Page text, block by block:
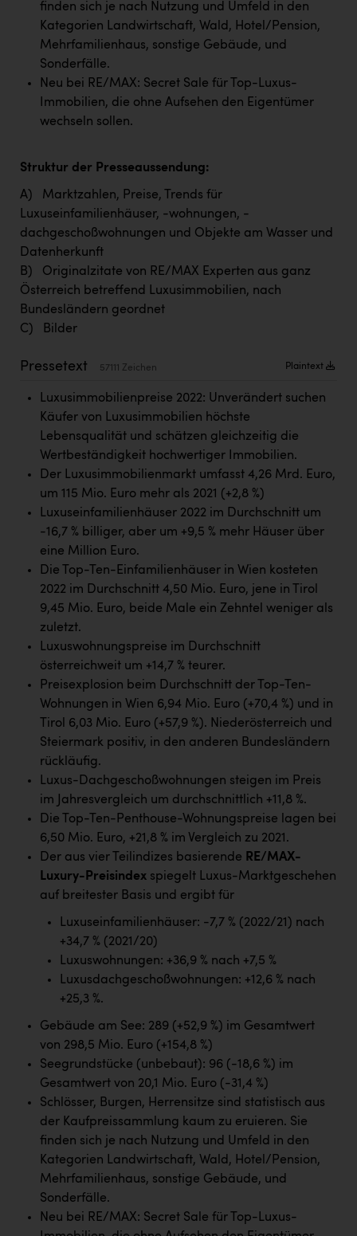
SCRI - Salzburg Cancer Research Institute
SCHMACHTL GmbH
Schwingshandl - automation technology gmbh
Seher + Partner
TCL
TGW Logistics
TRAILOMAT & Cycling Austria
VERITAS
Vier Diamanten
Vorlagenportal
ZGONC
ZULuft - Zukunft Luft Austria
Österreichisches Hebammengremium
Dopgas
kunden basics
kontakt
finden sich je nach Nutzung und Umfeld in den
Kategorien Landwirtschaft, Wald, Hotel/Pension,
Mehrfamilienhaus, sonstige Gebäude, und
Sonderfälle.
Neu bei RE/MAX: Secret Sale für Top-Luxus-
Immobilien, die ohne Aufsehen den Eigentümer
wechseln sollen.
Struktur der Presseaussendung:
A) Marktzahlen, Preise, Trends für
Luxuseinfamilienhäuser, -wohnungen, -
dachgeschoßwohnungen und Objekte am Wasser und
Datenherkunft
B) Originalzitate von RE/MAX Experten aus ganz
Österreich betreffend Luxusimmobilien, nach
Bundesländern geordnet
C) Bilder
Pressetext 57111 Zeichen Plaintext
Luxusimmobilienpreise 2022: Unverändert suchen
Käufer von Luxusimmobilien höchste
Lebensqualität und schätzen gleichzeitig die
Wertbeständigkeit hochwertiger Immobilien.
Der Luxusimmobilienmarkt umfasst 4,26 Mrd. Euro,
um 115 Mio. Euro mehr als 2021 (+2,8 %)
Luxuseinfamilienhäuser 2022 im Durchschnitt um
-16,7 % billiger, aber um +9,5 % mehr Häuser über
eine Million Euro.
Die Top-Ten-Einfamilienhäuser in Wien kosteten
2022 im Durchschnitt 4,50 Mio. Euro, jene in Tirol
9,45 Mio. Euro, beide Male ein Zehntel weniger als
zuletzt.
Luxuswohnungspreise im Durchschnitt
österreichweit um +14,7 % teurer.
Preisexplosion beim Durchschnitt der Top-Ten-
Wohnungen in Wien 6,94 Mio. Euro (+70,4 %) und in
Tirol 6,03 Mio. Euro (+57,9 %). Niederösterreich und
Steiermark positiv, in den anderen Bundesländern
rückläufig.
Luxus-Dachgeschoßwohnungen steigen im Preis
im Jahresvergleich um durchschnittlich +11,8 %.
Die Top-Ten-Penthouse-Wohnungspreise lagen bei
6,50 Mio. Euro, +21,8 % im Vergleich zu 2021.
Der aus vier Teilindizes basierende RE/MAX-
Luxury-Preisindex spiegelt Luxus-Marktgeschehen
auf breitester Basis und ergibt für
Luxuseinfamilienhäuser: -7,7 % (2022/21) nach
+34,7 % (2021/20)
Luxuswohnungen: +36,9 % nach +7,5 %
Luxusdachgeschoßwohnungen: +12,6 % nach
+25,3 %.
Gebäude am See: 289 (+52,9 %) im Gesamtwert
von 298,5 Mio. Euro (+154,8 %)
Seegrundstücke (unbebaut): 96 (-18,6 %) im
Gesamtwert von 20,1 Mio. Euro (-31,4 %)
Schlösser, Burgen, Herrensitze sind statistisch aus
der Kaufpreissammlung kaum zu eruieren. Sie
finden sich je nach Nutzung und Umfeld in den
Kategorien Landwirtschaft, Wald, Hotel/Pension,
Mehrfamilienhaus, sonstige Gebäude, und
Sonderfälle.
Neu bei RE/MAX: Secret Sale für Top-Luxus-